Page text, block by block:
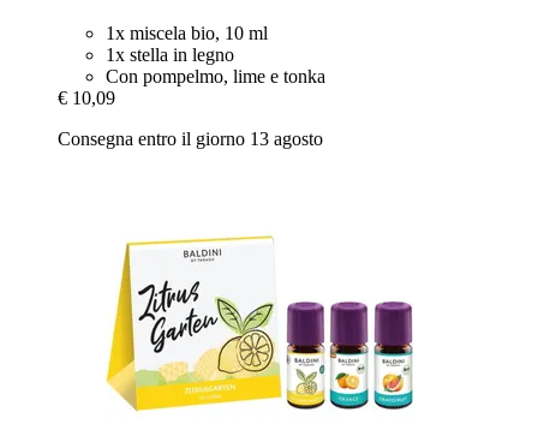
1x miscela bio, 10 ml
1x stella in legno
Con pompelmo, lime e tonka
€ 10,09
Consegna entro il giorno 13 agosto